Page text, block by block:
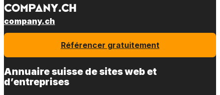
company.ch
Référencer gratuitement
Annuaire suisse de sites web et
d’entreprises